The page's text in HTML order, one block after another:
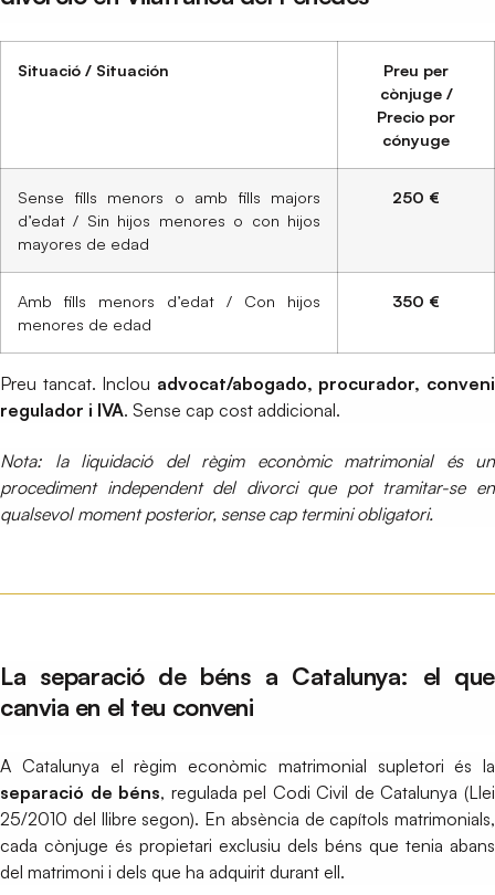
Situació / Situación
Preu per
cònjuge /
Precio por
cónyuge
Sense fills menors o amb fills majors
d’edat / Sin hijos menores o con hijos
mayores de edad
250 €
Amb fills menors d’edat / Con hijos
menores de edad
350 €
Preu tancat. Inclou advocat/abogado, procurador, conveni
regulador i IVA. Sense cap cost addicional.
Nota: la liquidació del règim econòmic matrimonial és un
procediment independent del divorci que pot tramitar-se en
qualsevol moment posterior, sense cap termini obligatori.
La separació de béns a Catalunya: el que
canvia en el teu conveni
A Catalunya el règim econòmic matrimonial supletori és la
separació de béns, regulada pel Codi Civil de Catalunya (Llei
25/2010 del llibre segon). En absència de capítols matrimonials,
cada cònjuge és propietari exclusiu dels béns que tenia abans
del matrimoni i dels que ha adquirit durant ell.